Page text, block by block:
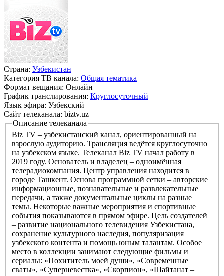
Страна: Узбекистан
Категория ТВ канала: Общая тематика
Формат вещания: Онлайн
График транслирования: Круглосуточный
Язык эфира: Узбекский
Сайт телеканала: biztv.uz
Описание телеканала
Biz TV – узбекистанский канал, ориентированный на
взрослую аудиторию. Трансляция ведётся круглосуточно
на узбекском языке. Телеканал Biz TV начал работу в
2019 году. Основатель и владелец – одноимённая
телерадиокомпания. Центр управления находится в
городе Ташкент. Основа программной сетки – авторские
информационные, познавательные и развлекательные
передачи, а также документальные циклы на разные
темы. Некоторые важные мероприятия и спортивные
события показываются в прямом эфире. Цель создателей
– развитие национального телевидения Узбекистана,
сохранение культурного наследия, популяризация
узбекского контента и помощь юным талантам. Особое
место в коллекции занимают следующие фильмы и
сериалы: «Похититель моей души», «Современные
сваты», «Суперневестка», «Скорпион», «Шайтанат –